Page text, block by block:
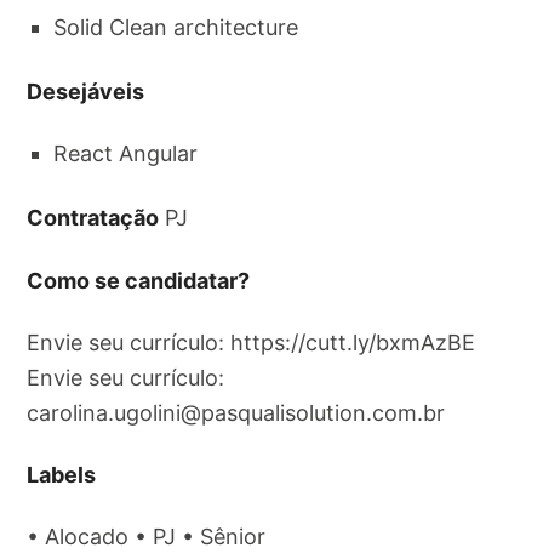
Solid Clean architecture
Desejáveis
React Angular
Contratação PJ
Como se candidatar?
Envie seu currículo: https://cutt.ly/bxmAzBE
Envie seu currículo:
carolina.ugolini@pasqualisolution.com.br
Labels
• Alocado • PJ • Sênior